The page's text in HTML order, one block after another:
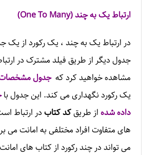
ارتباط یک به چند (One To Many
)
در ارتباط یک به چند ، یک رکورد از یک
جدول دیگر از طریق فیلد مشترک در
مشاهده خواهید کرد کهجدول
یک رکورد نگهداری می کند. این جدول با
داده شدهاز طریقکد کتابدر ارتباط
های متفاوت افراد مختلفی به امانت می
می تواند در چند رکورد از کتاب های